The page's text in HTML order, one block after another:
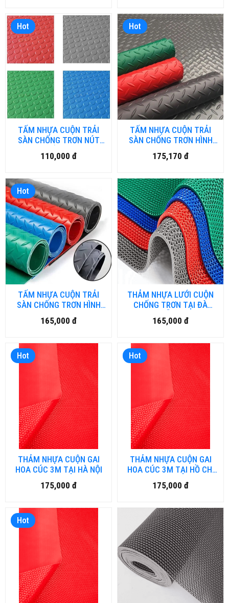
Hot
TẤM NHỰA CUỘN TRẢI
SÀN CHỐNG TRƠN NÚT
TRÒN KHỔ 2M x 25M -
HN.DN-002
110,000 đ
Hot
TẤM NHỰA CUỘN TRẢI
SÀN CHỐNG TRƠN HÌNH
THOI LÁ -HN.DN-001
175,170 đ
Hot
TẤM NHỰA CUỘN TRẢI
SÀN CHỐNG TRƠN HÌNH
THOI LÁ - HCM.DN-001
165,000 đ
THẢM NHỰA LƯỚI CUỘN
CHỐNG TRƠN TẠI ĐÀ
NẴNG
165,000 đ
Hot
THẢM NHỰA CUỘN GAI
HOA CÚC 3M TẠI HÀ NỘI
175,000 đ
Hot
THẢM NHỰA CUỘN GAI
HOA CÚC 3M TẠI HỒ CHÍ
MINH
175,000 đ
Hot